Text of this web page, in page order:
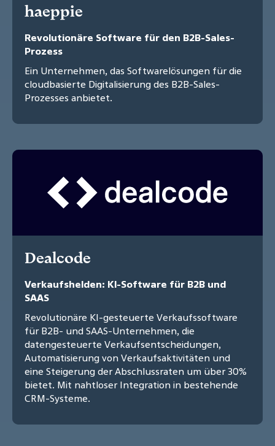
haeppie
Revolutionäre Software für den B2B-Sales-
Prozess
Ein Unternehmen, das Softwarelösungen für die
cloudbasierte Digitalisierung des B2B-Sales-
Prozesses anbietet.
Dealcode
Verkaufshelden: KI-Software für B2B und
SAAS
Revolutionäre KI-gesteuerte Verkaufssoftware
für B2B- und SAAS-Unternehmen, die
datengesteuerte Verkaufsentscheidungen,
Automatisierung von Verkaufsaktivitäten und
eine Steigerung der Abschlussraten um über 30%
bietet. Mit nahtloser Integration in bestehende
CRM-Systeme.